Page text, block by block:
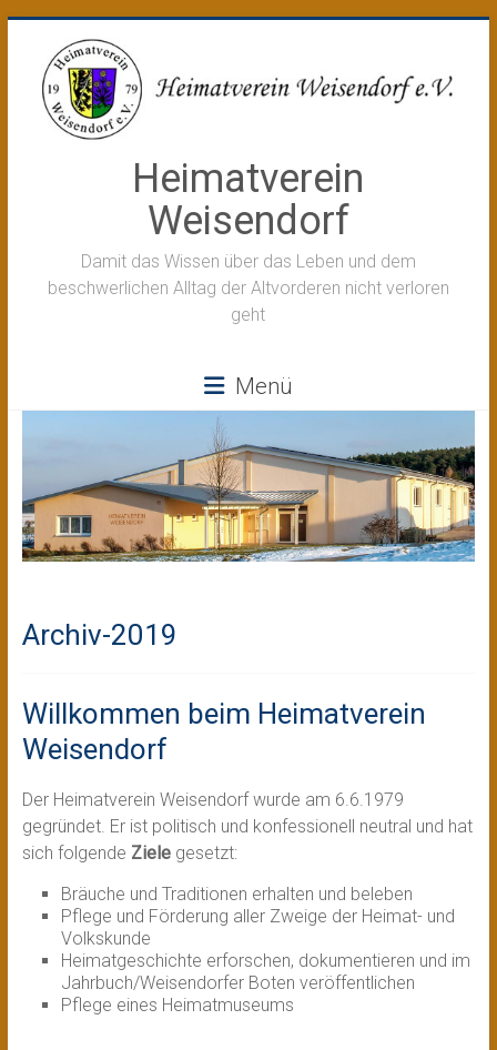
springen
Heimatverein
Weisendorf
Damit das Wissen über das Leben und dem
beschwerlichen Alltag der Altvorderen nicht verloren
geht
Menü
Archiv-2019
Willkommen beim Heimatverein
Weisendorf
Der Heimatverein Weisendorf wurde am 6.6.1979
gegründet. Er ist politisch und konfessionell neutral und hat
sich folgende Zielegesetzt:
Bräuche und Traditionen erhalten und beleben
Pflege und Förderung aller Zweige der Heimat- und
Volkskunde
Heimatgeschichte erforschen, dokumentieren und im
Jahrbuch/Weisendorfer Boten veröffentlichen
Pflege eines Heimatmuseums